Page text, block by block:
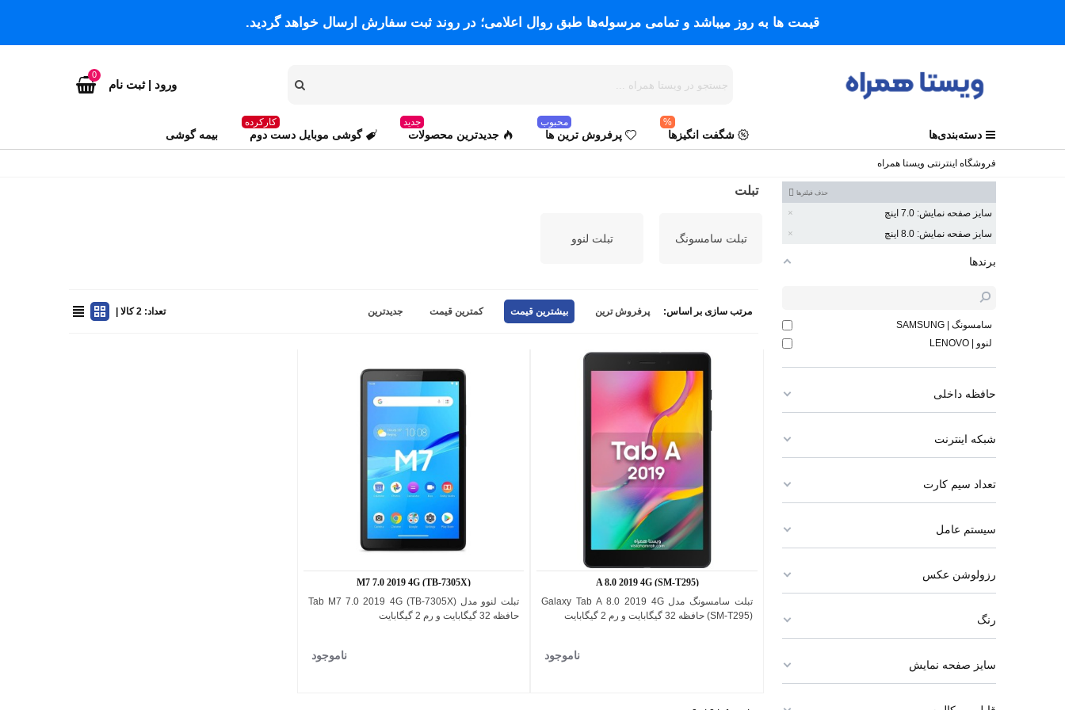
قیمت ها به روز میباشد و تمامی مرسوله‌ها طبق روال اعلامی؛ در روند ثبت سفارش ارسال خواهد گردید.
ورود | ثبت نام
0
دسته‌بندی‌ها شگفت انگیزها
%
پرفروش ترین ها
محبوب
جدیدترین محصولات
جدید
گوشی موبایل دست دوم
کارکرده
بیمه گوشی
فروشگاه اینترنتی ویستا همراه
حذف فیلترها
سایز صفحه نمایش: 7.0 اینچ
سایز صفحه نمایش: 8.0 اینچ
برندها
سامسونگ | SAMSUNG
لنوو | LENOVO
حافظه داخلی
شبکه اینترنت
تعداد سیم کارت
سیستم عامل
رزولوشن عکس
رنگ
سایز صفحه نمایش
تبلت
تبلت سامسونگ تبلت لنوو
مرتب سازی بر اساس: پرفروش ترین بیشترین قیمت کمترین قیمت جدیدترین تعداد: 2 کالا |
اضافه به مقایسه
A 8.0 2019 4G (SM-T295)
تبلت سامسونگ مدل Galaxy Tab A 8.0 2019 4G
(SM-T295) حافظه 32 گیگابایت و رم 2 گیگابایت
ناموجود
اضافه به مقایسه
M7 7.0 2019 4G (TB-7305X)
تبلت لنوو مدل Tab M7 7.0 2019 4G (TB-7305X)
حافظه 32 گیگابایت و رم 2 گیگابایت
ناموجود